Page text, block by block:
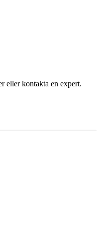
Rensa alla Klart
eller kontakta en expert.